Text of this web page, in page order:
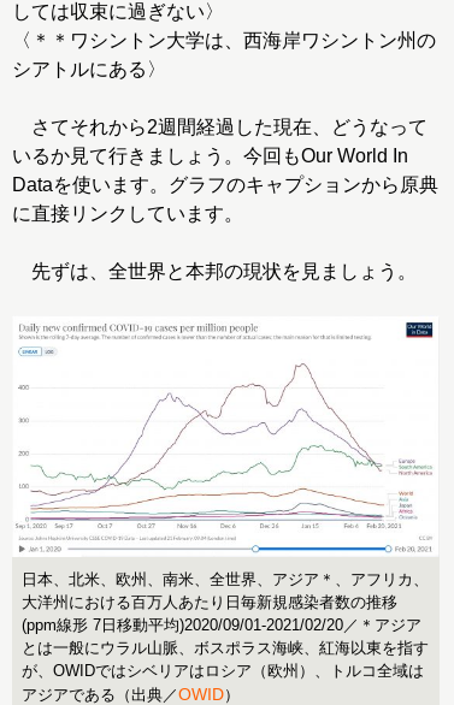
しては収束に過ぎない〉
〈＊＊ワシントン大学は、西海岸ワシントン州の
シアトルにある〉
さてそれから2週間経過した現在、どうなって
いるか見て行きましょう。今回もOur World In
Dataを使います。グラフのキャプションから原典
に直接リンクしています。
先ずは、全世界と本邦の現状を見ましょう。
日本、北米、欧州、南米、全世界、アジア＊、アフリカ、
大洋州における百万人あたり日毎新規感染者数の推移
(ppm線形 7日移動平均)2020/09/01-2021/02/20／＊アジア
とは一般にウラル山脈、ボスポラス海峡、紅海以東を指す
が、OWIDではシベリアはロシア（欧州）、トルコ全域は
アジアである（出典／OWID）